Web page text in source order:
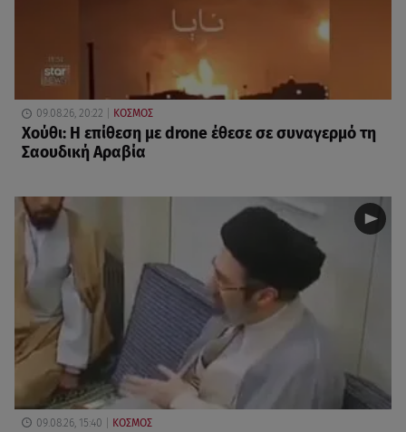
09.08.26, 20:22 ΚΟΣΜΟΣ
Χούθι: Η επίθεση με drone έθεσε σε συναγερμό τη
Σαουδική Αραβία
09.08.26, 15:40 ΚΟΣΜΟΣ